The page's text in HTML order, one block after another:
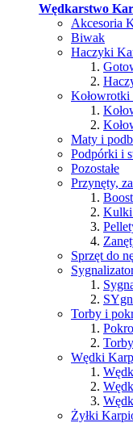
Wędkarstwo
Akcesoria
Biwak
Haczyki
Maty i
Podpórki i
Pozostałe
Przynęty,
Kulki
Sprzęt do
Torby i
Torby
Wędki
Żyłki